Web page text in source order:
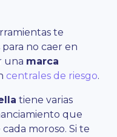
te
no caer en
una marca
centrales de riesgo.
tiene varias
que
moroso. Si te